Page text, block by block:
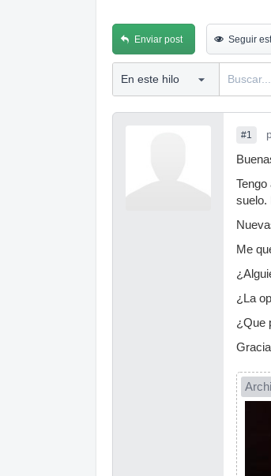
Enviar post Seguir
#1
suelo.
Me
¿La
¿Que